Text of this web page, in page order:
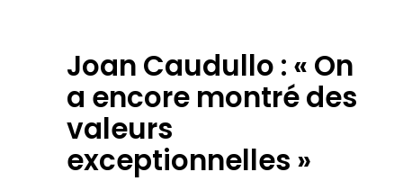
Joan Caudullo : « On
a encore montré des
valeurs
exceptionnelles »